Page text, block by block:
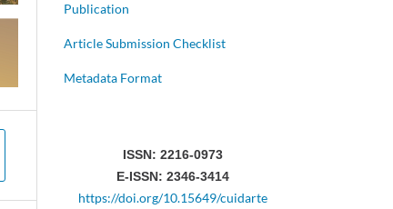
Publication
Article Submission Checklist
Metadata Format
ISSN: 2216-0973
E-ISSN: 2346-3414
https://doi.org/10.15649/cuidarte